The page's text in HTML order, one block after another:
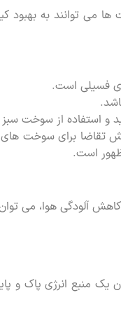
می توانند به بهبود
فسیلی است.
استفاده از سوخت سبز
تقاضا برای سوخت
است.
آلودگی هوا، می توان
منبع انرژی پاک و